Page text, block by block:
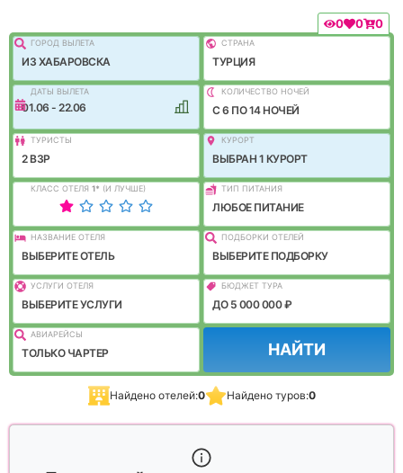
0 0 0
ГОРОД ВЫЛEТА
ИЗ ХАБАРОВСКА
СТРАНА
ТУРЦИЯ
ДАТЫ ВЫЛЕТА
01.06 - 22.06
КОЛИЧЕСТВО НОЧЕЙ
C 6 ПО 14 НОЧЕЙ
ТУРИСТЫ
2 ВЗР
КУРОРТ
ВЫБРАН 1 КУРОРТ
КЛАСС ОТЕЛЯ 1* (И ЛУЧШЕ) ТИП ПИТАНИЯ
ЛЮБОЕ ПИТАНИЕ
НАЗВАНИЕ ОТЕЛЯ
ВЫБЕРИТЕ ОТЕЛЬ
ПОДБОРКИ ОТЕЛЕЙ
ВЫБЕРИТЕ ПОДБОРКУ
УСЛУГИ ОТЕЛЯ
ВЫБЕРИТЕ УСЛУГИ
БЮДЖЕТ ТУРА
ДО 5 000 000 ₽
АВИАРЕЙСЫ
ТОЛЬКО ЧАРТЕР НАЙТИ
Найдено отелей:0 Найдено туров:0